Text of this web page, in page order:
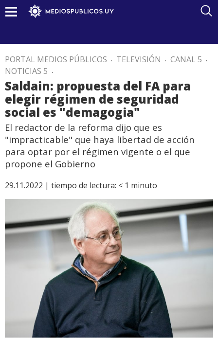
PORTAL MEDIOS PÚBLICOS . TELEVISIÓN . CANAL 5 .
NOTICIAS 5 .
Saldain: propuesta del FA para
elegir régimen de seguridad
social es "demagogia"
El redactor de la reforma dijo que es
"impracticable" que haya libertad de acción
para optar por el régimen vigente o el que
propone el Gobierno
29.11.2022 | tiempo de lectura: < 1 minuto